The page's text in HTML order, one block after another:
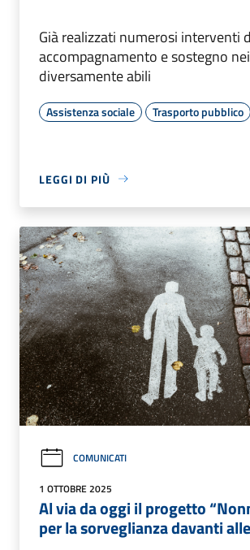
Già realizzati numerosi interventi
accompagnamento e sostegno
diversamente abili
Assistenza sociale Trasporto pubblico
LEGGI DI PIÙ
COMUNICATI
1 OTTOBRE 2025
Al via da oggi il progetto
per la sorveglianza davanti